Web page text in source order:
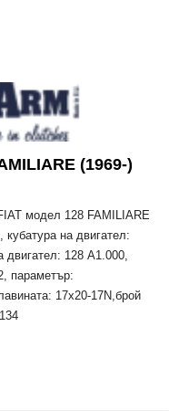
(1969-)
модел 128 FAMILIARE
на двигател:
двигател: 128 A1.000,
параметър:
17x20-17N,брой